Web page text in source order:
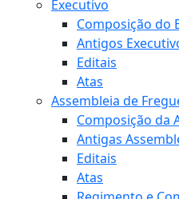
Executivo
Composição do
Antigos
Editais
Atas
Assembleia de
Composição da
Antigas
Editais
Atas